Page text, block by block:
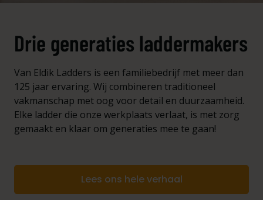
Drie generaties laddermakers
Van Eldik Ladders is een familiebedrijf met meer dan
125 jaar ervaring. Wij combineren traditioneel
vakmanschap met oog voor detail en duurzaamheid.
Elke ladder die onze werkplaats verlaat, is met zorg
gemaakt en klaar om generaties mee te gaan!
Lees ons hele verhaal